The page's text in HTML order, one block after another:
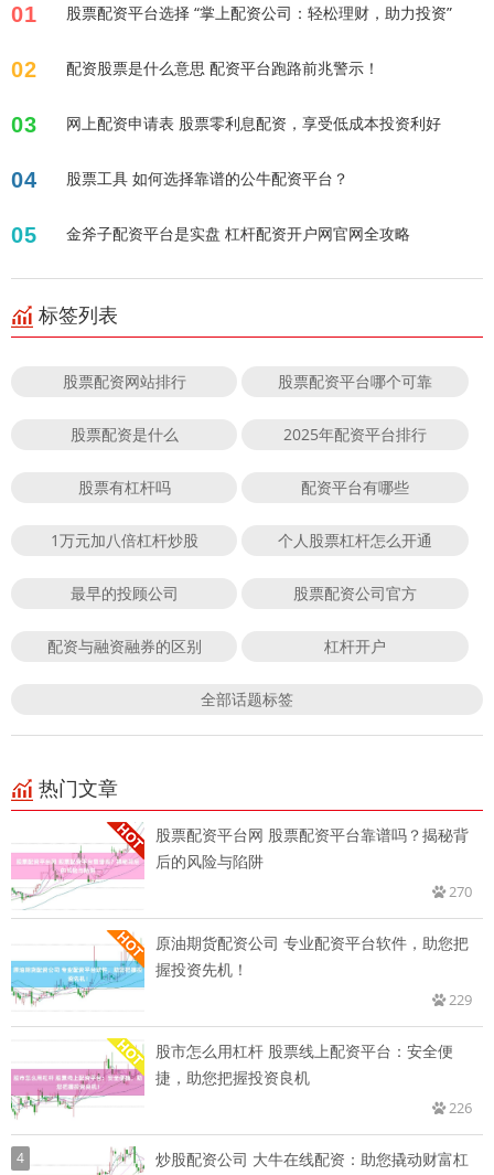
01 股票配资平台选择 “掌上配资公司：轻松理财，助力投资”
02 配资股票是什么意思 配资平台跑路前兆警示！
03 网上配资申请表 股票零利息配资，享受低成本投资利好
04 股票工具 如何选择靠谱的公牛配资平台？
05 金斧子配资平台是实盘 杠杆配资开户网官网全攻略
标签列表
股票配资网站排行 股票配资平台哪个可靠
股票配资是什么 2025年配资平台排行
股票有杠杆吗 配资平台有哪些
1万元加八倍杠杆炒股 个人股票杠杆怎么开通
最早的投顾公司 股票配资公司官方
配资与融资融券的区别 杠杆开户
全部话题标签
热门文章
股票配资平台网 股票配资平台靠谱吗？揭秘背
后的风险与陷阱
270
原油期货配资公司 专业配资平台软件，助您把
握投资先机！
229
股市怎么用杠杆 股票线上配资平台：安全便
捷，助您把握投资良机
226
4
炒股配资公司 大牛在线配资：助您撬动财富杠